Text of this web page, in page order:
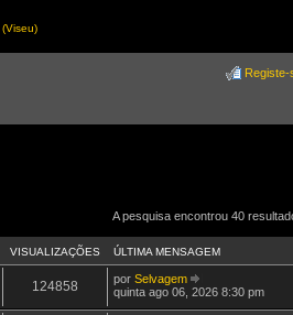
Registe-
A pesquisa encontrou 40
VISUALIZAÇÕES ÚLTIMA MENSAGEM
124858 por Selvagem
V
quinta ago 06, 2026 8:30 pm